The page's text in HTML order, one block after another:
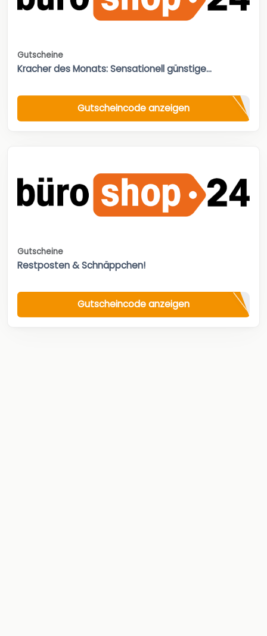
Gutscheine
Kracher des Monats: Sensationell günstige...
Gutscheincode anzeigen
Gutscheine
Restposten & Schnäppchen!
Gutscheincode anzeigen